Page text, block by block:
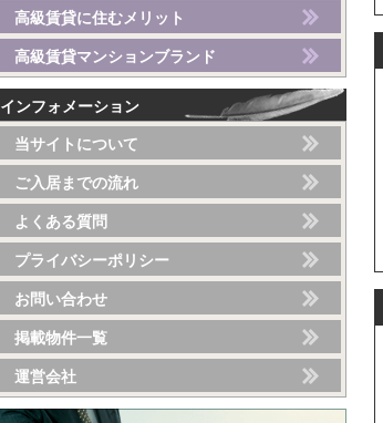
高級賃貸に住むメリット
高級賃貸マンションブランド
インフォメーション
当サイトについて
ご入居までの流れ
よくある質問
プライバシーポリシー
お問い合わせ
掲載物件一覧
運営会社